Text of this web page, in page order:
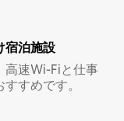
宿⁠泊⁠施⁠設
高速Wi-Fiと仕事
すめです。